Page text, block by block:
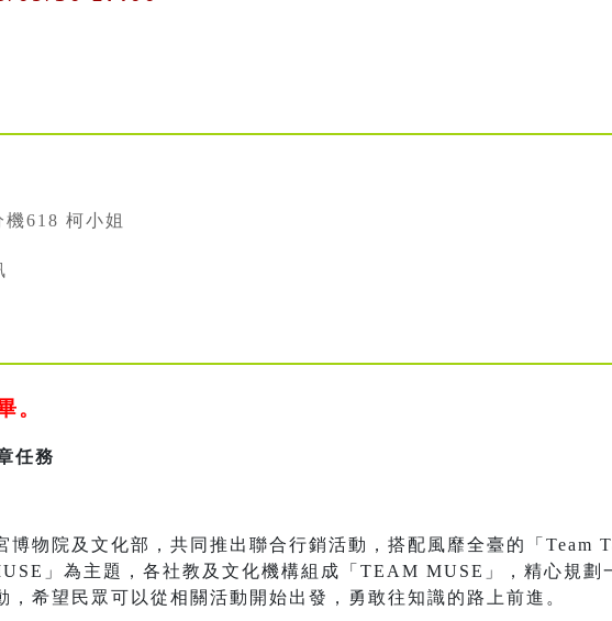
618 柯小姐
。
任務
物院及文化部，共同推出聯合行銷活動，搭配風靡全臺的「Team
」為主題，各社教及文化機構組成「TEAM MUSE」，精心規劃
希望民眾可以從相關活動開始出發，勇敢往知識的路上前進。